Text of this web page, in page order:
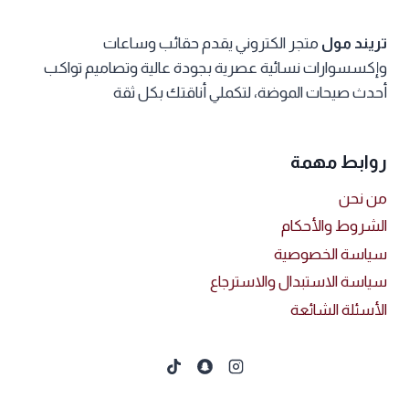
على
صفحة
المنتج
على
صفحة
تريند مول متجر الكتروني يقدم حقائب وساعات
وإكسسوارات نسائية عصرية بجودة عالية وتصاميم تواكب
أحدث صيحات الموضة، لتكملي أناقتك بكل ثقة
روابط مهمة
من نحن
الشروط والأحكام
سياسة الخصوصية
سياسة الاستبدال والاسترجاع
الأسئلة الشائعة